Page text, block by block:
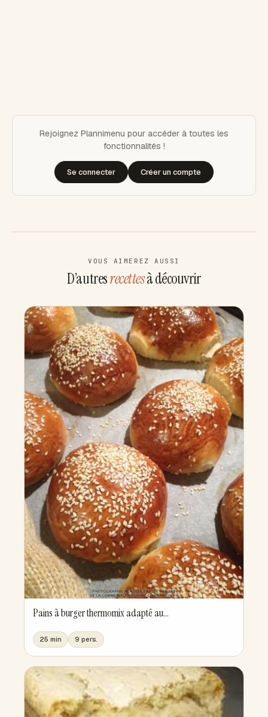
Rejoignez Plannimenu pour accéder à toutes les
fonctionnalités !
Se connecter Créer un compte
VOUS AIMEREZ AUSSI
D’autresrecettesà découvrir
Pains à burger thermomix adapté au...
25 min 9 pers.